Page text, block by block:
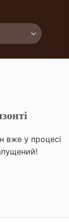
вже у процесі